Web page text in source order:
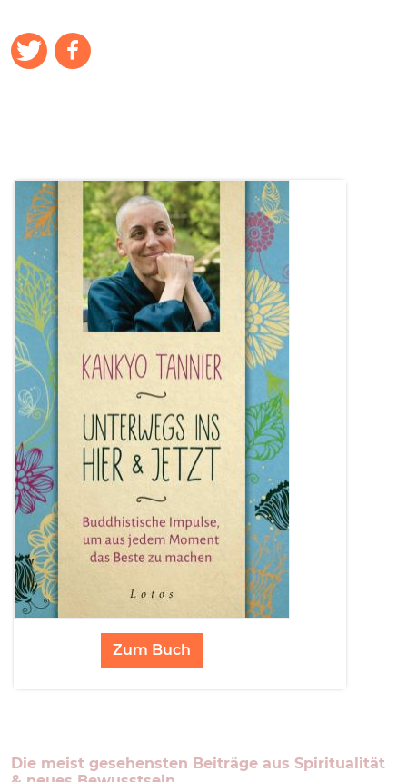
Zum Buch
Die meist gesehensten Beiträge aus Spiritualität